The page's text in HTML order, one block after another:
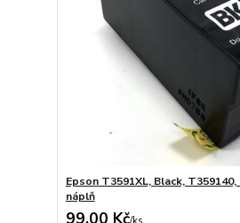
Epson T3591XL, Black,
náplň
99,00 Kč/ks